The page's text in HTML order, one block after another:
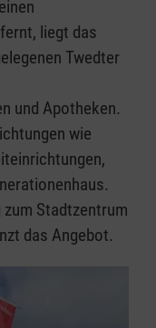
liegt das
Twedter
und Apotheken.
wie
Stadtzentrum
das Angebot.